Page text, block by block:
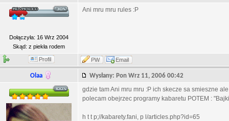
Dołączyła: 16 Wrz 2004
Skąd: z piekła rodem
Ani mru mru rules :P
Profil PW Email
Olaa Wysłany: Pon Wrz 11, 2006 00:42
gdzie tam Ani mru mru :P ich skecze sa smieszne
polecam obejrzec programy kabaretu POTEM :
h t t p;//kabarety.fani, p l/articles.php?id=65